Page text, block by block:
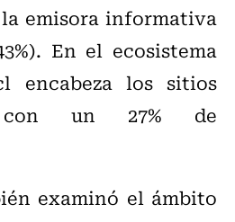
emisora informativa
En el ecosistema
encabeza los sitios
con un 27% de
examinó el ámbito